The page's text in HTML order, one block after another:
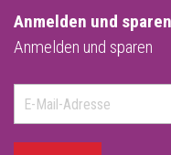
Anmelden und sparen
Anmelden und sparen